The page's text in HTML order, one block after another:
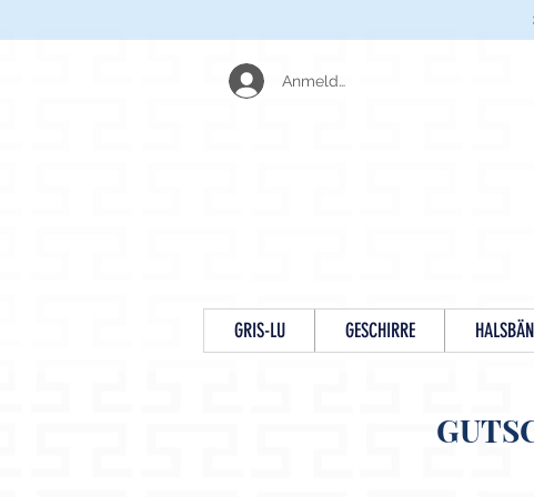
Anmelden
GRIS-LU GESCHIRRE